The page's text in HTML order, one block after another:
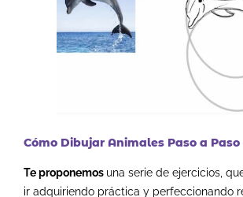
Cómo Dibujar Animales Paso a Paso
Te proponemos una serie de ejercicios,
ir adquiriendo práctica y perfeccionando